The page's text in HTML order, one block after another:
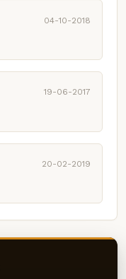
04-10-2018
19-06-2017
20-02-2019